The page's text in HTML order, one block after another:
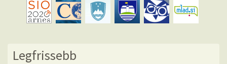
Legfrissebb